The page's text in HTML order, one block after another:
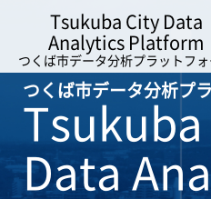
Tsukuba City Data
Analytics Platform
つくば市データ分析プラットフォ
つくば市データ分析プ
Data